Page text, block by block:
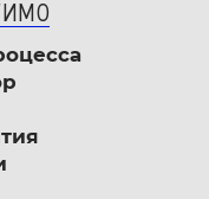
бизнеса
МГИМО МИД
проблемы